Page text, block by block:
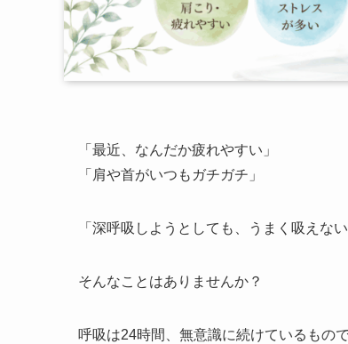
「最近、なんだか疲れやすい」
「肩や首がいつもガチガチ」
「深呼吸しようとしても、うまく吸えない
そんなことはありませんか？
呼吸は24時間、無意識に続けているもので